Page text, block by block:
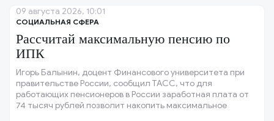
СОЦИАЛЬНАЯ СФЕРА
Рассчитай максимальную пенсию по
ИПК
Игорь Балынин, доцент Финансового университета при
правительстве России, сообщил ТАСС, что для
работающих пенсионеров в России заработная плата от
74 тысяч рублей позволит накопить максимальное
09 августа 2026, 10:01